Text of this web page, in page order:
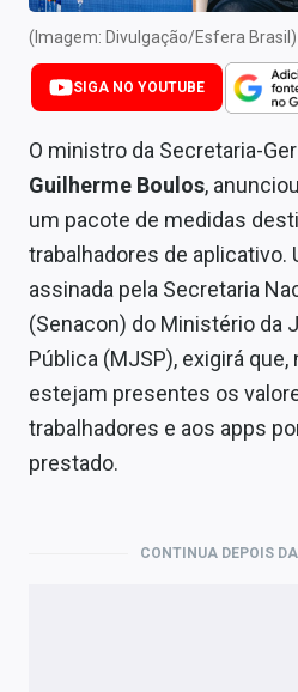
Central de Fundos Imobiliários
Central dos IPOs
Renda Fixa
Finanças Pessoais
Mercados
Economia
Empresas
Brasil
Política
(Imagem: Divulgação/Esfera Brasil)
SIGA NO YOUTUBE
O ministro da Secretaria-
Guilherme Boulos,
um pacote de medidas
trabalhadores de aplicativo.
assinada pela Secretaria
(Senacon) do Ministério da
Pública (MJSP), exigirá
estejam presentes os
trabalhadores e aos apps
prestado.
CONTINUA DEPOIS